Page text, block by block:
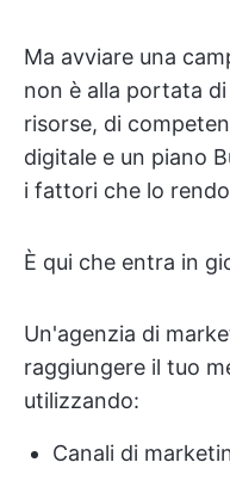
Ma avviare una
non è alla portata
risorse, di
digitale e un piano
i fattori che lo
È qui che entra in
Un'agenzia di
raggiungere il tuo
utilizzando:
Canali di